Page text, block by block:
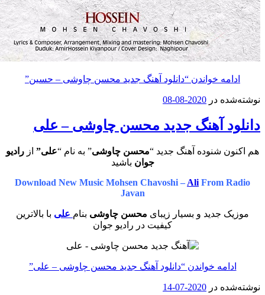
خواندن“دانلود آهنگ جدید محسن چاوشی – حسین”
در 2020-08-08
آهنگ جدید محسن چاوشی – علی
شنوده آهنگ جدید “محسن چاوشی” به نام “علی”ازرادیو
باشید
Download New Music Mohsen Chavoshi –AliFrom
جدید و بسیار زیبایمحسن چاوشیبنامعلی با بالاترین
کیفیت در رادیو جوان
خواندن“دانلود آهنگ جدید محسن چاوشی – علی”
در 2020-07-14